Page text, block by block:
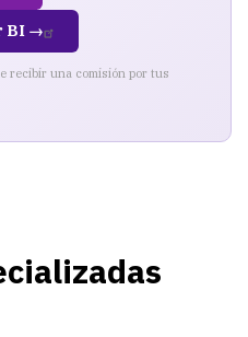
BI →
recibir una comisión por tus